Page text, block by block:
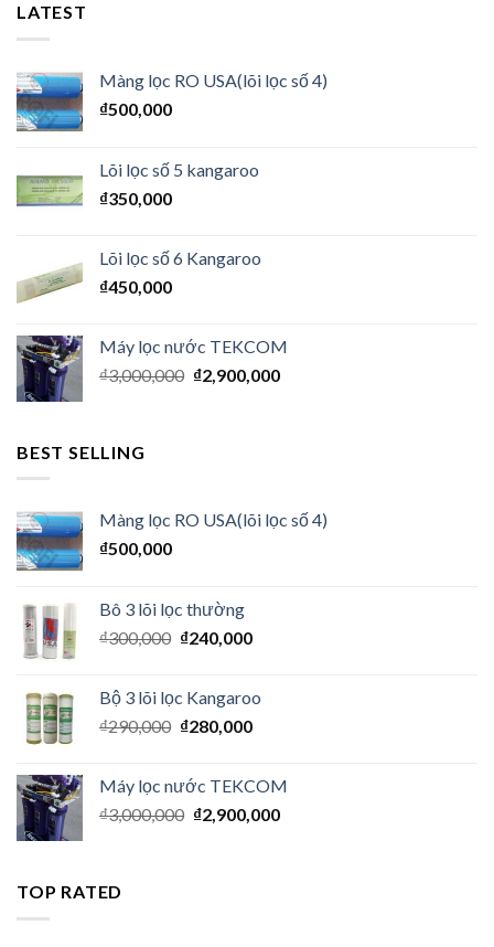
LATEST
Màng lọc RO USA(lõi lọc số 4)
₫500,000
Lõi lọc số 5 kangaroo
₫350,000
Lõi lọc số 6 Kangaroo
₫450,000
Máy lọc nước TEKCOM
₫3,000,000 ₫2,900,000
BEST SELLING
Màng lọc RO USA(lõi lọc số 4)
₫500,000
Bô 3 lõi lọc thường
₫300,000 ₫240,000
Bộ 3 lõi lọc Kangaroo
₫290,000 ₫280,000
Máy lọc nước TEKCOM
₫3,000,000 ₫2,900,000
TOP RATED